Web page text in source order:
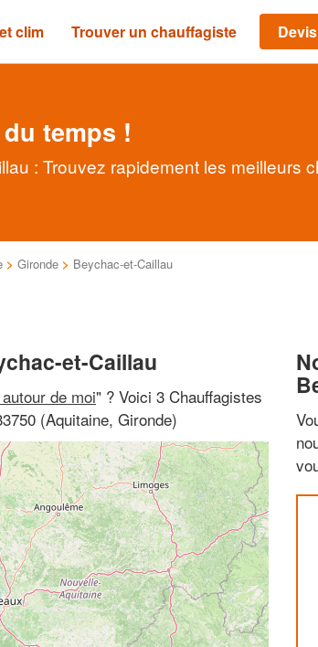
clim Trouver un chauffagiste
temps !
: Trouvez rapidement les meilleurs
> Gironde > Beychac-et-Caillau
et-Caillau
de moi" ? Voici 3 Chauffagistes
(Aquitaine, Gironde)